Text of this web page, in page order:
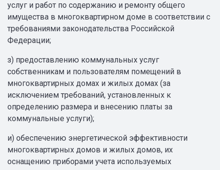
услуг и работ по содержанию и ремонту общего
имущества в многоквартирном доме в соответствии с
требованиями законодательства Российской
Федерации;
з) предоставлению коммунальных услуг
собственникам и пользователям помещений в
многоквартирных домах и жилых домах (за
исключением требований, установленных к
определению размера и внесению платы за
коммунальные услуги);
и) обеспечению энергетической эффективности
многоквартирных домов и жилых домов, их
оснащению приборами учета используемых